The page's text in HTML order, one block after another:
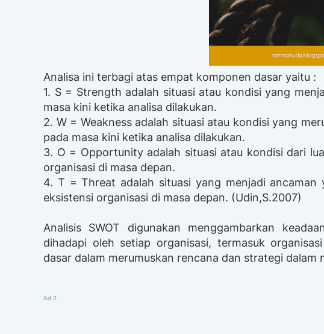
Analisa ini terbagi atas empat komponen dasar yaitu :
1. S = Strength adalah situasi atau kondisi yang
masa kini ketika analisa dilakukan.
2. W = Weakness adalah situasi atau kondisi yang
pada masa kini ketika analisa dilakukan.
3. O = Opportunity adalah situasi atau kondisi dari
organisasi di masa depan.
4. T = Threat adalah situasi yang menjadi
eksistensi organisasi di masa depan. (Udin,S.2007)
Analisis SWOT digunakan menggambarkan
dihadapi oleh setiap organisasi, termasuk
dasar dalam merumuskan rencana dan strategi
Ad 2